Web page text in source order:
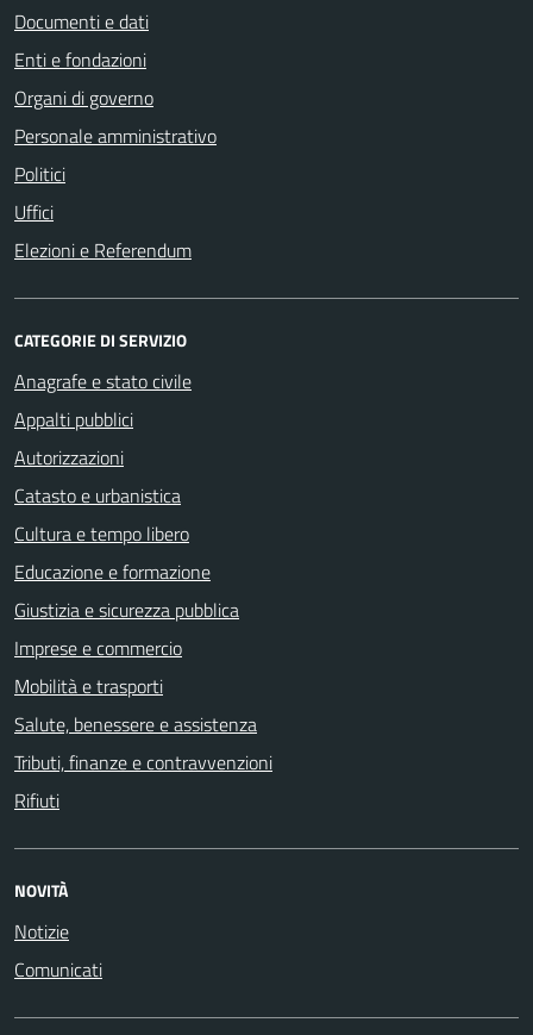
Documenti e dati
Enti e fondazioni
Organi di governo
Personale amministrativo
Politici
Uffici
Elezioni e Referendum
CATEGORIE DI SERVIZIO
Anagrafe e stato civile
Appalti pubblici
Autorizzazioni
Catasto e urbanistica
Cultura e tempo libero
Educazione e formazione
Giustizia e sicurezza pubblica
Imprese e commercio
Mobilità e trasporti
Salute, benessere e assistenza
Tributi, finanze e contravvenzioni
Rifiuti
NOVITÀ
Notizie
Comunicati